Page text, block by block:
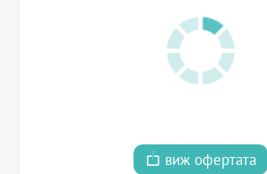
виж офертата